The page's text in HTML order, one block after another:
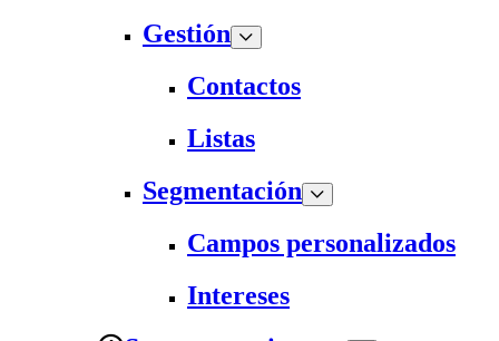
Gestión
Contactos
Listas
Segmentación
Campos personalizados
Intereses